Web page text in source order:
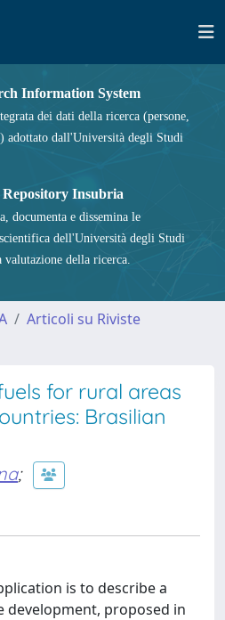
Information System
dei dati della ricerca (persone,
adottato dall'Università degli Studi
Insubria
documenta e dissemina le
dell'Università degli Studi
della ricerca.
Articoli su Riviste
for rural areas
Brasilian
;
is to describe a
development, proposed in